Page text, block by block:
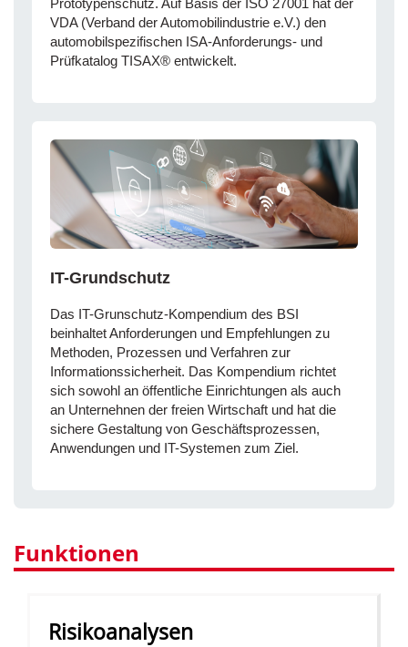
VDA (Verband der Automobilindustrie e.V.) den
automobilspezifischen ISA-Anforderungs- und
Prüfkatalog TISAX® entwickelt.
IT-Grundschutz
Das IT-Grunschutz-Kompendium des BSI
beinhaltet Anforderungen und Empfehlungen zu
Methoden, Prozessen und Verfahren zur
Informationssicherheit. Das Kompendium richtet
sich sowohl an öffentliche Einrichtungen als auch
an Unternehnen der freien Wirtschaft und hat die
sichere Gestaltung von Geschäftsprozessen,
Anwendungen und IT-Systemen zum Ziel.
Funktionen
Risikoanalysen